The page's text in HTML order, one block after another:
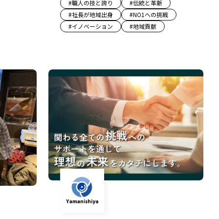
#職人の技と誇り #伝統と革新
#社長が地域出身 #NO1への挑戦
#イノベーション #地域貢献